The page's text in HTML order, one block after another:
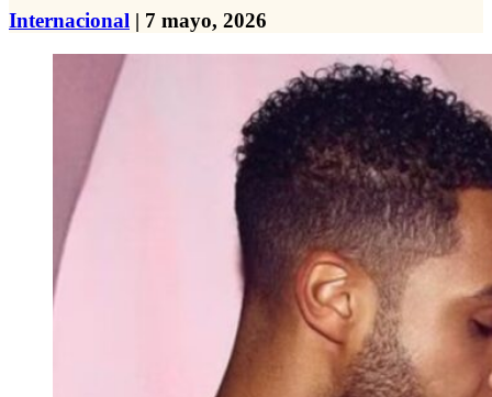
Internacional | 7 mayo, 2026